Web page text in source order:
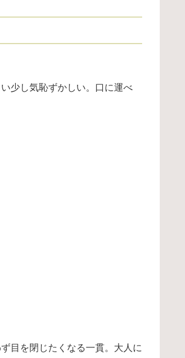
少し気恥ずかしい。口に運べ
目を閉じたくなる一貫。大人に